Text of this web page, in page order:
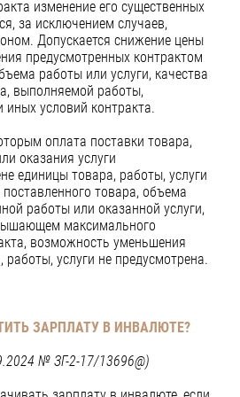
изменение его существенных
за исключением случаев,
Допускается снижение цены
предусмотренных контрактом
работы или услуги, качества
выполняемой работы,
иных условий контракта.
оплата поставки товара,
оказания услуги
единицы товара, работы, услуги
поставленного товара, объема
работы или оказанной услуги,
максимального
возможность уменьшения
услуги не предусмотрена.
ЗАРПЛАТУ В ИНВАЛЮТЕ?
№ ЗГ-2-17/13696@)